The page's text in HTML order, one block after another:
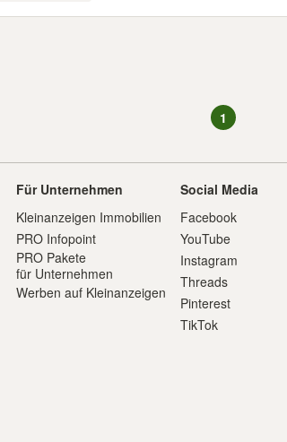
1
Für Unternehmen
Kleinanzeigen Immobilien
PRO Infopoint
PRO Pakete
für Unternehmen
Werben auf Kleinanzeigen
Social Media
Facebook
YouTube
Instagram
Threads
Pinterest
TikTok